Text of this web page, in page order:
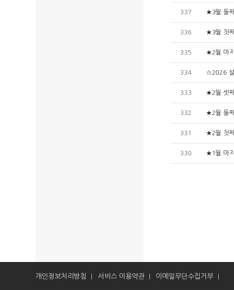
337 ★3월 둘
336 ★3월 첫
335 ★2월 마
334 ☆2026 설
333 ★2월 셋
332 ★2월 둘
331 ★2월 첫
330 ★1월 마
개인정보처리방침 서비스 이용약관 이메일무단수집거부